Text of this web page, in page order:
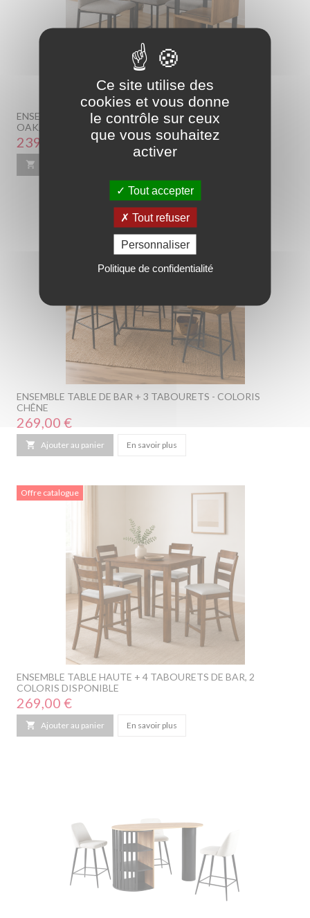
ENSEMBLE TABLE BAR + 3 TABOURETS - COLORIS
OAK/GRIS
Prix
239,00 €

ENSEMBLE TABLE DE BAR + 3 TABOURETS - COLORIS
CHÊNE
Prix
269,00 €
 Ajouter au panier En savoir plus
Offre catalogue
ENSEMBLE TABLE HAUTE + 4 TABOURETS DE BAR, 2
COLORIS DISPONIBLE
Prix
269,00 €
 Ajouter au panier En savoir plus
Ce site utilise des
cookies et vous donne
le contrôle sur ceux
que vous souhaitez
activer
Tout accepter
Tout refuser
Personnaliser
Politique de confidentialité